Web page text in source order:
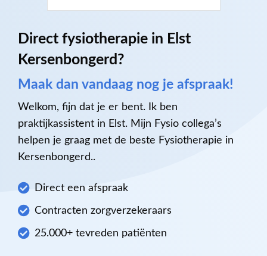
Direct fysiotherapie in Elst
Kersenbongerd?
Maak dan vandaag nog je afspraak!
Welkom, fijn dat je er bent. Ik ben
praktijkassistent in Elst. Mijn Fysio collega’s
helpen je graag met de beste Fysiotherapie in
Kersenbongerd..
Direct een afspraak
Contracten zorgverzekeraars
25.000+ tevreden patiënten